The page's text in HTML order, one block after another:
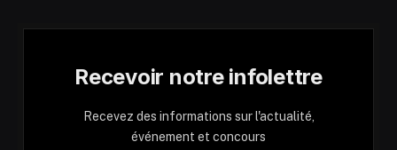
Recevoir notre infolettre
Recevez des informations sur l'actualité,
événement et concours